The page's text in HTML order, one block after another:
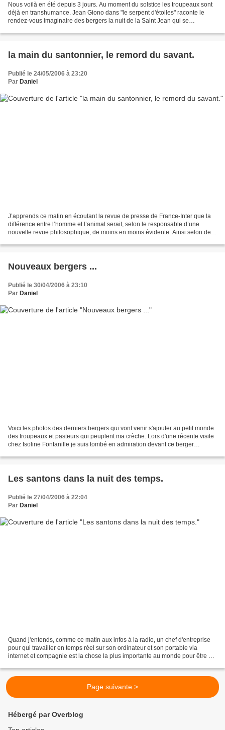
Nous voilà en été depuis 3 jours. Au moment du solstice les troupeaux sont
déjà en transhumance. Jean Giono dans "le serpent d'étoiles" raconte le
rendez-vous imaginaire des bergers la nuit de la Saint Jean qui se
la main du santonnier, le remord du savant.
Publié le 24/05/2006 à 23:20
Par Daniel
J’apprends ce matin en écoutant la revue de presse de France-Inter que la
différence entre l’homme et l’animal serait, selon le responsable d’une
nouvelle revue philosophique, de moins en moins évidente. Ainsi selon de
Nouveaux bergers ...
Publié le 30/04/2006 à 23:10
Par Daniel
Voici les photos des derniers bergers qui vont venir s'ajouter au petit monde
des troupeaux et pasteurs qui peuplent ma crèche. Lors d'une récente visite
chez Isoline Fontanille je suis tombé en admiration devant ce berger
Les santons dans la nuit des temps.
Publié le 27/04/2006 à 22:04
Par Daniel
Quand j'entends, comme ce matin aux infos à la radio, un chef d'entreprise
pour qui travailler en temps réel sur son ordinateur et son portable via
internet et compagnie est la chose la plus importante au monde pour être en
Page suivante >
Hébergé par Overblog